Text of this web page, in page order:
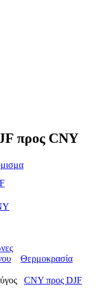
προς CNY
Θερμοκρασία
CNY προς DJF